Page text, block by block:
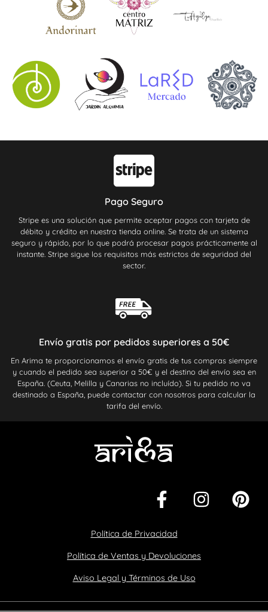
Pago Seguro
Stripe es una solución que permite aceptar pagos con tarjeta de
débito y crédito en nuestra tienda online. Se trata de un sistema
seguro y rápido, por lo que podrá procesar pagos prácticamente al
instante. Stripe sigue los requisitos más estrictos de seguridad del
sector.
Envío gratis por pedidos superiores a 50€
En Arima te proporcionamos el envío gratis de tus compras siempre
y cuando el pedido sea superior a 50€ y el destino del envío sea en
España. (Ceuta, Melilla y Canarias no incluído). Si tu pedido no va
destinado a España, puede contactar con nosotros para calcular la
tarifa del envío.
Política de Privacidad
Política de Ventas y Devoluciones
Aviso Legal y Términos de Uso